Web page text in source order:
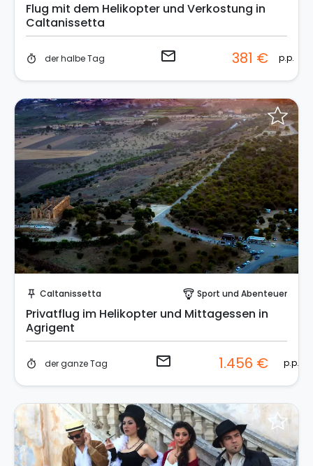
Flug mit dem Helikopter und Verkostung in
Caltanissetta
timer der halbe Tag email 381 € p.p.
push_pin Caltanissetta paragliding Sport und Abenteuer
Privatflug im Helikopter und Mittagessen in
Agrigent
timer der ganze Tag email 1.456 € p.p.